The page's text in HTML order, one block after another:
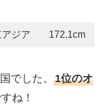
アジア 172.1cm
でした。 1位のオ
ね！